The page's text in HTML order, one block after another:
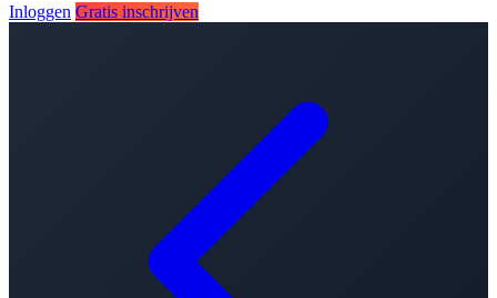
Inloggen Gratis inschrijven